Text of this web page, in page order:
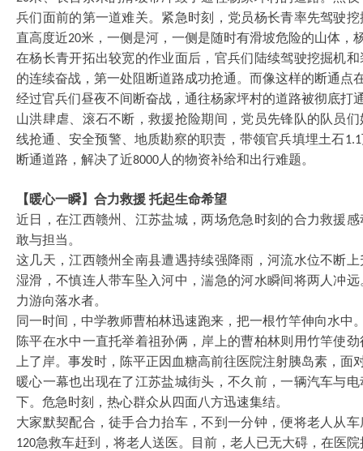
兵们面前的第一道难关。紧急时刻，党员杨长青率先驾驶
直高度近20米，一侧是河，一侧是随时有滑坡危险的山体，
在杨长青开拓出较宽的作业面后，官兵们陆续驾驶挖掘机
的连续奋战，第一处阻断道路成功抢通。而像这样的断通点
经过官兵们昼夜不间断奋战，通往杨家坪村的道路被彻底打
山洪肆虐、滚石不断，救援抢险期间，党员先锋队的队员
线抢通、安全预警、地质勘察的职责，带领官兵填埋土石1.1
断通道路，解决了近8000 人的物资补给和出行难题。
【暖心一瞬】合力救援 托起生命希望
近日，在江西赣州、江苏盐城，两场危急时刻的合力救援
敢与担当。
这几天，江西赣州全南县遭遇持续强降雨，河流水位不断
湿滑，不慎连人带车坠入河中，湍急的河水瞬间将两人冲
力游向落水者。
同一时间，中学教师曹柏林迅速跑来，把一根竹竿伸向水中
陈平在水中一直托举着祖孙俩，岸上的曹柏林则用竹竿使
上了岸。事发时，陈平正因血糖高前往医院注射胰岛素，面
暖心一幕也出现在了江苏盐城街头，不久前，一辆汽车与
下。危急时刻，热心群众从四面八方迅速集结。
大家默契配合，徒手合力抬车，不到一分钟，便将老人从
120急救车赶到，将老人送医。目前，老人已无大碍，在医